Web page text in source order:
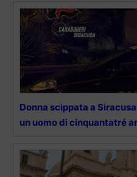
Donna scippata a
un uomo di cinquantatré